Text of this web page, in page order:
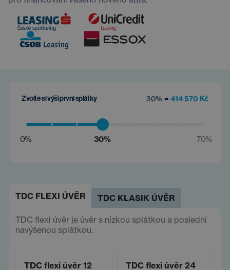
Zvolte si výši první splátky 30% = 414 570 Kč
0% 30% 70%
TDC FLEXI ÚVĚR TDC KLASIK ÚVĚR
TDC flexi úvěr je úvěr s nízkou splátkou a poslední
navýšenou splátkou.
TDC flexi úvěr 12 TDC flexi úvěr 24